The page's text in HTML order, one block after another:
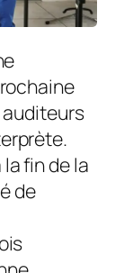
fin de la
de